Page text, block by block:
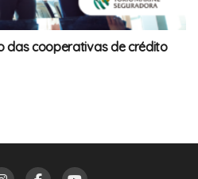
das cooperativas de crédito